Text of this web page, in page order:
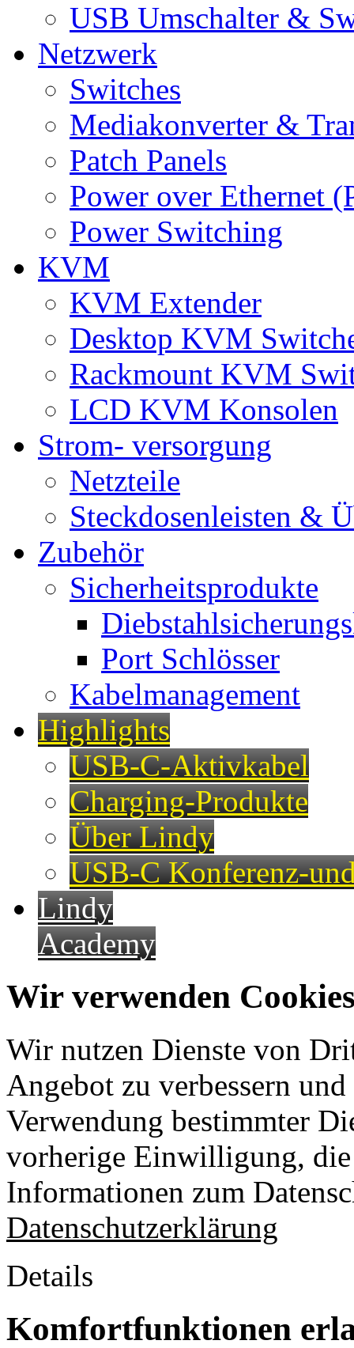
USB Umschalter &
Netzwerk
Switches
Mediakonverter &
Patch Panels
Power over Ethernet
Power Switching
KVM
KVM Extender
Desktop KVM
Rackmount KVM
LCD KVM Konsolen
Strom- versorgung
Netzteile
Steckdosenleisten &
Zubehör
Sicherheitsprodukte
Port Schlösser
Kabelmanagement
Highlights
USB-C-Aktivkabel
Charging-Produkte
Über Lindy
USB-C Konferenz-
Lindy
Academy
Wir verwenden
Wir nutzen Dienste von
Angebot zu verbessern
Verwendung bestimmter
vorherige Einwilligung,
Informationen zum
Datenschutzerklärung
Details
Komfortfunktionen